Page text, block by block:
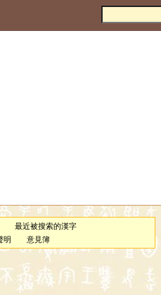
最近被搜索的漢字
明 意見簿